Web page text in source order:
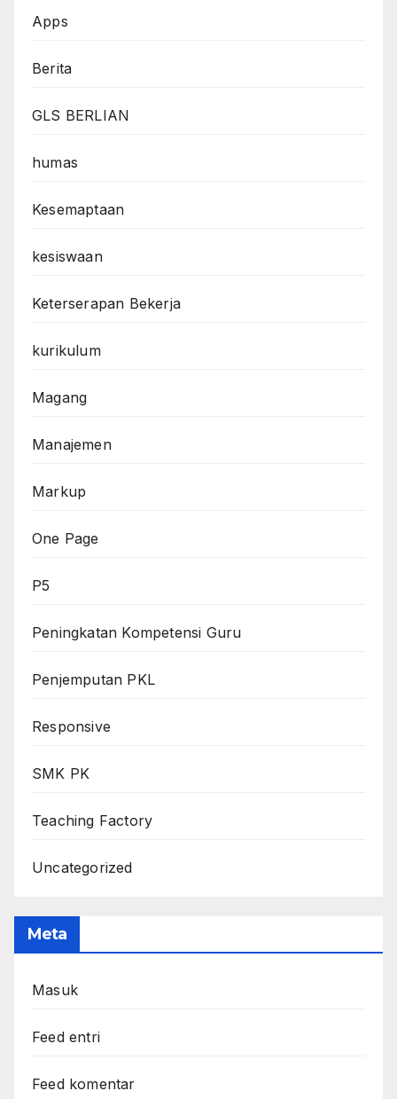
Apps
Berita
GLS BERLIAN
humas
Kesemaptaan
kesiswaan
Keterserapan Bekerja
kurikulum
Magang
Manajemen
Markup
One Page
P5
Peningkatan Kompetensi Guru
Penjemputan PKL
Responsive
SMK PK
Teaching Factory
Uncategorized
Meta
Masuk
Feed entri
Feed komentar